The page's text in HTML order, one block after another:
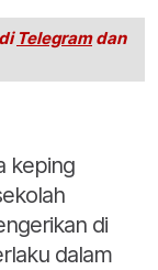
Telegramdan
keping
di
dalam